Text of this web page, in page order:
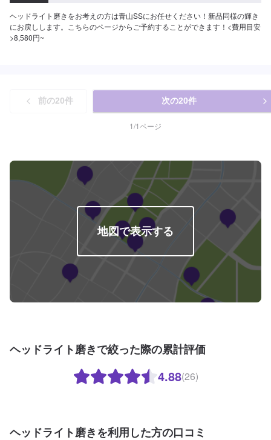
ヘッドライト磨きをお考えの方は青山SSにお任せください！新品同様の輝き
にお戻しします。こちらのページからご予約することができます！<費用目安
>8,580円~
前の20件 次の20件
1/1ページ
地図で表示する
ヘッドライト磨きで絞った際の累計評価
4.88(26)
ヘッドライト磨きを利用した方の口コミ